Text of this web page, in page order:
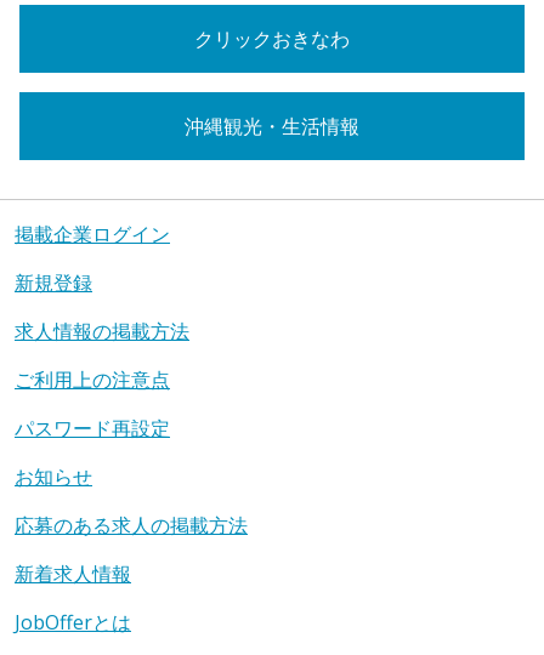
クリックおきなわ
沖縄観光・生活情報
掲載企業ログイン
新規登録
求人情報の掲載方法
ご利用上の注意点
パスワード再設定
お知らせ
応募のある求人の掲載方法
新着求人情報
JobOfferとは